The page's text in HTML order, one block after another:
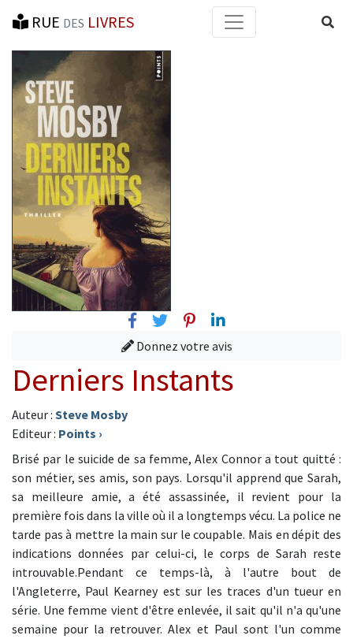
RUE DES LIVRES
FacebookTwitterPinterest
Linkedin
Donnez votre avis
Derniers Instants
Auteur : Steve Mosby
Editeur : Points ›
Brisé par le suicide de sa femme, Alex Connor a tout quitté :
son métier, ses amis, son pays. Lorsqu'il apprend que Sarah,
sa meilleure amie, a été assassinée, il revient pour la
première fois dans la ville où il a longtemps vécu. La police ne
tarde pas à mettre la main sur le coupable. Mais en dépit des
indications données par celui-ci, le corps de Sarah reste
introuvable.Pendant ce temps-là, à l'autre bout de
l'Angleterre, Paul Kearney est sur les traces d'un tueur en
série. Une femme vient d'être enlevée, il sait qu'il n'a qu'une
semaine pour la retrouver. Alex et Paul sont l'un comme